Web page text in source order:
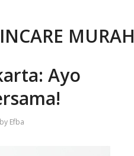
MURAH
Ayo
by Efba